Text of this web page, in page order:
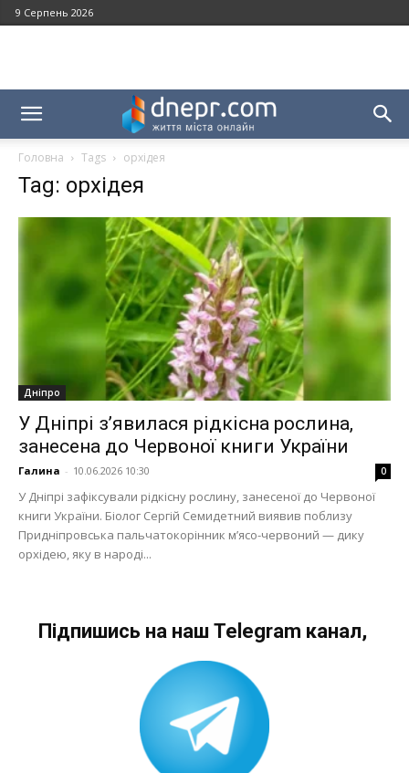
9 Серпень 2026
Головна Tags орхідея
Tag: орхідея
Дніпро
У Дніпрі з’явилася рідкісна рослина,
занесена до Червоної книги України
Галина - 10.06.2026 10:30 0
У Дніпрі зафіксували рідкісну рослину, занесеної до Червоної
книги України. Біолог Сергій Семидетний виявив поблизу
Придніпровська пальчатокорінник м’ясо-червоний — дику
орхідею, яку в народі...
Підпишись на наш Telegram канал,